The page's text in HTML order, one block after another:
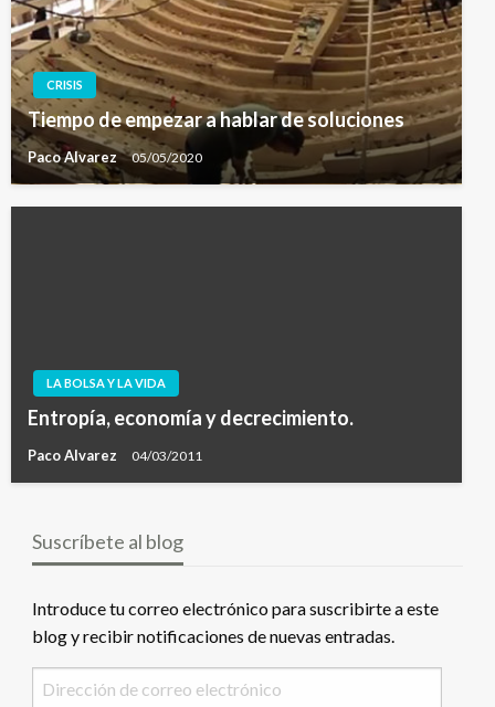
CRISIS
Tiempo de empezar a hablar de soluciones
Paco Alvarez 05/05/2020
LA BOLSA Y LA VIDA
Entropía, economía y decrecimiento.
Paco Alvarez 04/03/2011
Suscríbete al blog
Introduce tu correo electrónico para suscribirte a este
blog y recibir notificaciones de nuevas entradas.
Dirección